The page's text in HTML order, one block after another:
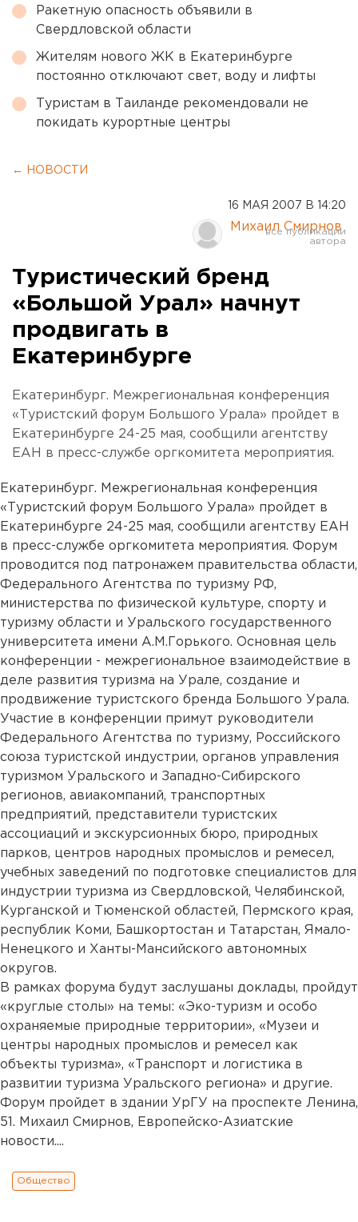
Ракетную опасность объявили в
Свердловской области
Жителям нового ЖК в Екатеринбурге
постоянно отключают свет, воду и лифты
Туристам в Таиланде рекомендовали не
покидать курортные центры
← НОВОСТИ
16 МАЯ 2007 В 14:20
Михаил Смирнов
Туристический бренд
«Большой Урал» начнут
продвигать в
Екатеринбурге
Екатеринбург. Межрегиональная конференция
«Туристский форум Большого Урала» пройдет в
Екатеринбурге 24-25 мая, сообщили агентству
ЕАН в пресс-службе оргкомитета мероприятия.
Екатеринбург. Межрегиональная конференция
«Туристский форум Большого Урала» пройдет в
Екатеринбурге 24-25 мая, сообщили агентству ЕАН
в пресс-службе оргкомитета мероприятия. Форум
проводится под патронажем правительства области,
Федерального Агентства по туризму РФ,
министерства по физической культуре, спорту и
туризму области и Уральского государственного
университета имени А.М.Горького. Основная цель
конференции - межрегиональное взаимодействие в
деле развития туризма на Урале, создание и
продвижение туристского бренда Большого Урала.
Участие в конференции примут руководители
Федерального Агентства по туризму, Российского
союза туристской индустрии, органов управления
туризмом Уральского и Западно-Сибирского
регионов, авиакомпаний, транспортных
предприятий, представители туристских
ассоциаций и экскурсионных бюро, природных
парков, центров народных промыслов и ремесел,
учебных заведений по подготовке специалистов для
индустрии туризма из Свердловской, Челябинской,
Курганской и Тюменской областей, Пермского края,
республик Коми, Башкортостан и Татарстан, Ямало-
Ненецкого и Ханты-Мансийского автономных
округов.
В рамках форума будут заслушаны доклады, пройдут
«круглые столы» на темы: «Эко-туризм и особо
охраняемые природные территории», «Музеи и
центры народных промыслов и ремесел как
объекты туризма», «Транспорт и логистика в
развитии туризма Уральского региона» и другие.
Форум пройдет в здании УрГУ на проспекте Ленина,
51. Михаил Смирнов, Европейско-Азиатские
новости....
Общество